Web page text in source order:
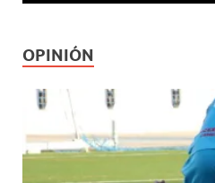
OPINIÓN